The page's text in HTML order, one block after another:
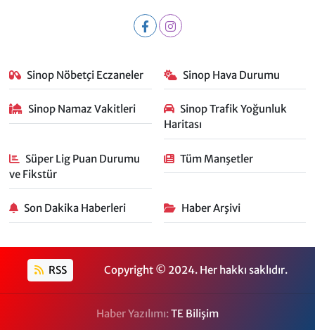
Sinop Nöbetçi Eczaneler Sinop Hava Durumu
Sinop Namaz Vakitleri
Sinop Trafik Yoğunluk
Haritası
Süper Lig Puan Durumu
ve Fikstür
Tüm Manşetler
Son Dakika Haberleri Haber Arşivi
RSS Copyright © 2024. Her hakkı saklıdır.
Haber Yazılımı:TE Bilişim